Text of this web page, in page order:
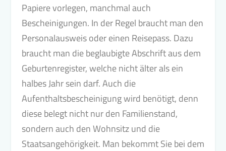
Papiere vorlegen, manchmal auch
Bescheinigungen. In der Regel braucht man den
Personalausweis oder einen Reisepass. Dazu
braucht man die beglaubigte Abschrift aus dem
Geburtenregister, welche nicht älter als ein
halbes Jahr sein darf. Auch die
Aufenthaltsbescheinigung wird benötigt, denn
diese belegt nicht nur den Familienstand,
sondern auch den Wohnsitz und die
Staatsangehörigkeit. Man bekommt Sie bei dem